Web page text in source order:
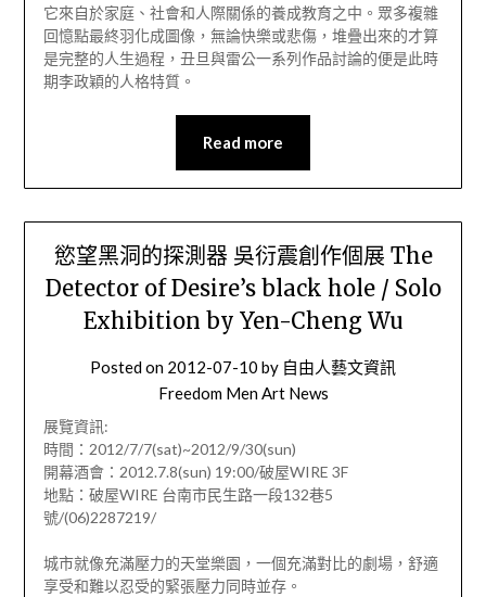
它來自於家庭、社會和人際關係的養成教育之中。眾多複雜
回憶點最終羽化成圖像，無論快樂或悲傷，堆疊出來的才算
是完整的人生過程，丑旦與雷公一系列作品討論的便是此時
期李政穎的人格特質。
Read more
慾望黑洞的探測器 吳衍震創作個展 The
Detector of Desire’s black hole / Solo
Exhibition by Yen-Cheng Wu
Posted on 2012-07-10 by 自由人藝文資訊
Freedom Men Art News
展覽資訊:
時間：2012/7/7(sat)~2012/9/30(sun)
開幕酒會：2012.7.8(sun) 19:00/破屋WIRE 3F
地點：破屋WIRE 台南市民生路一段132巷5
號/(06)2287219/
城市就像充滿壓力的天堂樂園，一個充滿對比的劇場，舒適
享受和難以忍受的緊張壓力同時並存。